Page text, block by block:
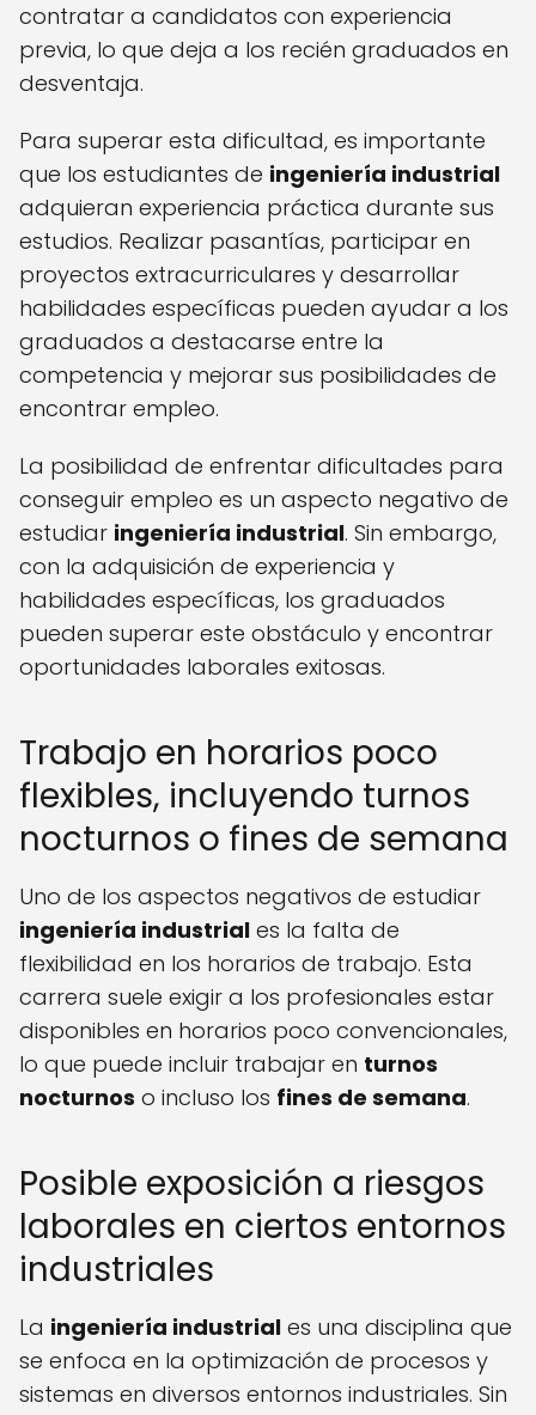
contratar a candidatos con experiencia
previa, lo que deja a los recién graduados en
desventaja.
Para superar esta dificultad, es importante
que los estudiantes de ingeniería industrial
adquieran experiencia práctica durante sus
estudios. Realizar pasantías, participar en
proyectos extracurriculares y desarrollar
habilidades específicas pueden ayudar a los
graduados a destacarse entre la
competencia y mejorar sus posibilidades de
encontrar empleo.
La posibilidad de enfrentar dificultades para
conseguir empleo es un aspecto negativo de
estudiar ingeniería industrial. Sin embargo,
con la adquisición de experiencia y
habilidades específicas, los graduados
pueden superar este obstáculo y encontrar
oportunidades laborales exitosas.
Trabajo en horarios poco
flexibles, incluyendo turnos
nocturnos o fines de semana
Uno de los aspectos negativos de estudiar
ingeniería industrial es la falta de
flexibilidad en los horarios de trabajo. Esta
carrera suele exigir a los profesionales estar
disponibles en horarios poco convencionales,
lo que puede incluir trabajar en turnos
nocturnos o incluso los fines de semana.
Posible exposición a riesgos
laborales en ciertos entornos
industriales
La ingeniería industrial es una disciplina que
se enfoca en la optimización de procesos y
sistemas en diversos entornos industriales. Sin